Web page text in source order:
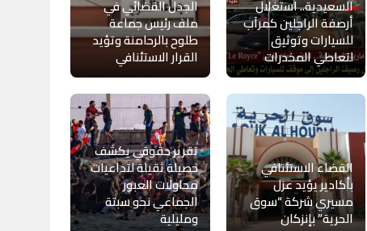
السعيدية.. استغلال
أرصفة الراجلين كمرآب
للسيارات وتوثيق
لتعاطي المخدرات
الجدل القضائي في
ملف رئيس جماعة
طلوح بالرحامنة وتؤيد
القرار الاستئنافي
القضاء الاستئنافي
بأكادير يؤيد عزل
مسيري شركة “سوق
الحرية” بإنزكان
تقرير حقوقي يكشف
حصيلة ثقيلة لتداعيات
محاولات العبور
الجماعي نحو سبتة
ومليلية